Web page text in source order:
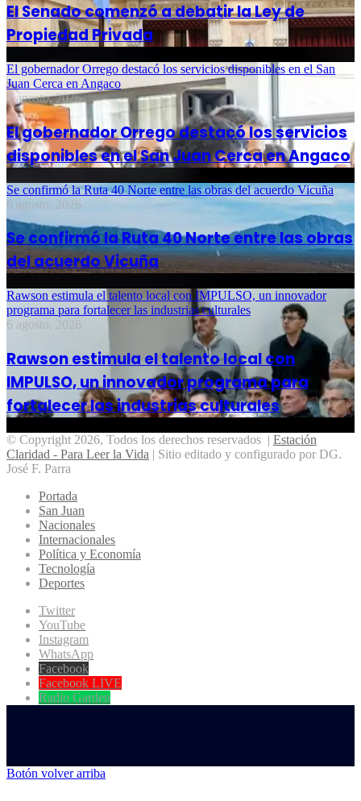
El Senado comenzó a debatir la Ley de
Propiedad Privada
El gobernador Orrego destacó los servicios disponibles en el San
Juan Cerca en Angaco
6 agosto, 2026
El gobernador Orrego destacó los servicios
disponibles en el San Juan Cerca en Angaco
Se confirmó la Ruta 40 Norte entre las obras del acuerdo Vicuña
6 agosto, 2026
Se confirmó la Ruta 40 Norte entre las obras
del acuerdo Vicuña
Rawson estimula el talento local con IMPULSO, un innovador
programa para fortalecer las industrias culturales
6 agosto, 2026
Rawson estimula el talento local con
IMPULSO, un innovador programa para
fortalecer las industrias culturales
© Copyright 2026, Todos los derechos reservados | Estación
Claridad - Para Leer la Vida | Sitio editado y configurado por DG.
José F. Parra
Portada
San Juan
Nacionales
Internacionales
Política y Economía
Tecnología
Deportes
Twitter
YouTube
Instagram
WhatsApp
Facebook
Facebook LIVE
Radio Garden
Botón volver arriba